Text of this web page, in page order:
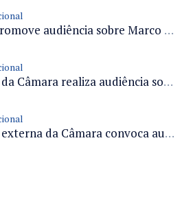
Câmara promove audiência sobre Marco de Fomento à Economia Digital e impactos da inteligência artificial
Comissão da Câmara realiza audiência sobre apostas online para medir o tamanho do mercado ilegal
Comissão externa da Câmara convoca audiência pública sobre chuvas na Zona da Mata de Minas Gerais e impactos em Juiz de Fora